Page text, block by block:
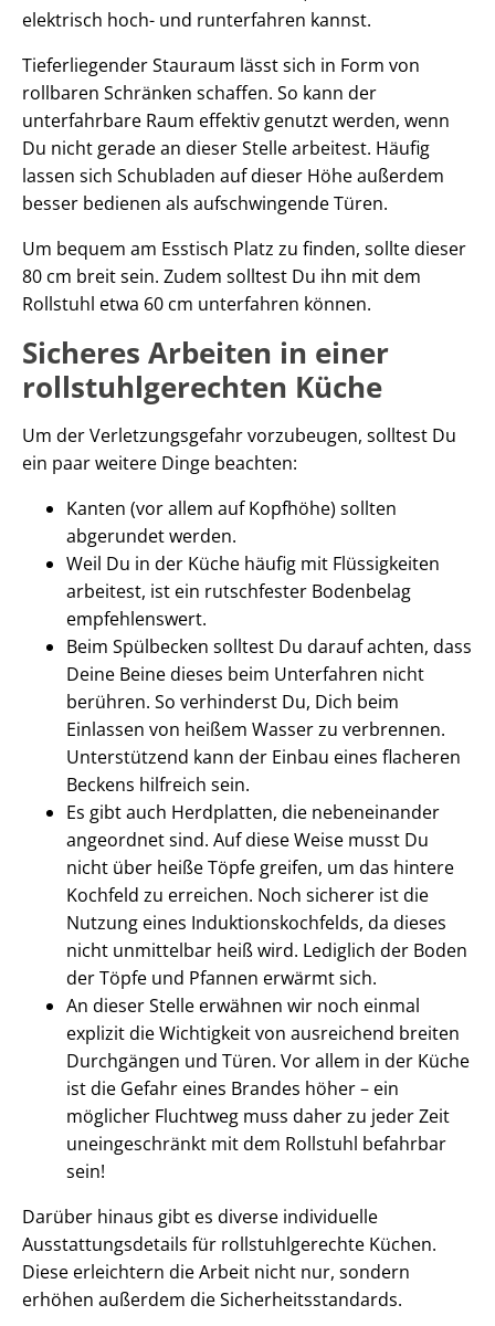
elektrisch hoch- und runterfahren kannst.
Tieferliegender Stauraum lässt sich in Form von
rollbaren Schränken schaffen. So kann der
unterfahrbare Raum effektiv genutzt werden, wenn
Du nicht gerade an dieser Stelle arbeitest. Häufig
lassen sich Schubladen auf dieser Höhe außerdem
besser bedienen als aufschwingende Türen.
Um bequem am Esstisch Platz zu finden, sollte dieser
80 cm breit sein. Zudem solltest Du ihn mit dem
Rollstuhl etwa 60 cm unterfahren können.
Sicheres Arbeiten in einer
rollstuhlgerechten Küche
Um der Verletzungsgefahr vorzubeugen, solltest Du
ein paar weitere Dinge beachten:
Kanten (vor allem auf Kopfhöhe) sollten
abgerundet werden.
Weil Du in der Küche häufig mit Flüssigkeiten
arbeitest, ist ein rutschfester Bodenbelag
empfehlenswert.
Beim Spülbecken solltest Du darauf achten, dass
Deine Beine dieses beim Unterfahren nicht
berühren. So verhinderst Du, Dich beim
Einlassen von heißem Wasser zu verbrennen.
Unterstützend kann der Einbau eines flacheren
Beckens hilfreich sein.
Es gibt auch Herdplatten, die nebeneinander
angeordnet sind. Auf diese Weise musst Du
nicht über heiße Töpfe greifen, um das hintere
Kochfeld zu erreichen. Noch sicherer ist die
Nutzung eines Induktionskochfelds, da dieses
nicht unmittelbar heiß wird. Lediglich der Boden
der Töpfe und Pfannen erwärmt sich.
An dieser Stelle erwähnen wir noch einmal
explizit die Wichtigkeit von ausreichend breiten
Durchgängen und Türen. Vor allem in der Küche
ist die Gefahr eines Brandes höher – ein
möglicher Fluchtweg muss daher zu jeder Zeit
uneingeschränkt mit dem Rollstuhl befahrbar
sein!
Darüber hinaus gibt es diverse individuelle
Ausstattungsdetails für rollstuhlgerechte Küchen.
Diese erleichtern die Arbeit nicht nur, sondern
erhöhen außerdem die Sicherheitsstandards.